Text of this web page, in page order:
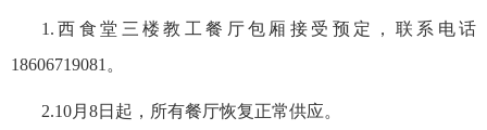
教务管理
1. 西食堂三楼教工餐厅包厢接受预定，联系电话
18606719081。
2.10月 8日起，所有餐厅恢复正常供应。